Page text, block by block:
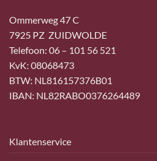
Ommerweg 47 C
7925 PZ ZUIDWOLDE
Telefoon: 06 – 101 56 521
KvK: 08068473
BTW: NL816157376B01
IBAN: NL82RABO0376264489
Klantenservice